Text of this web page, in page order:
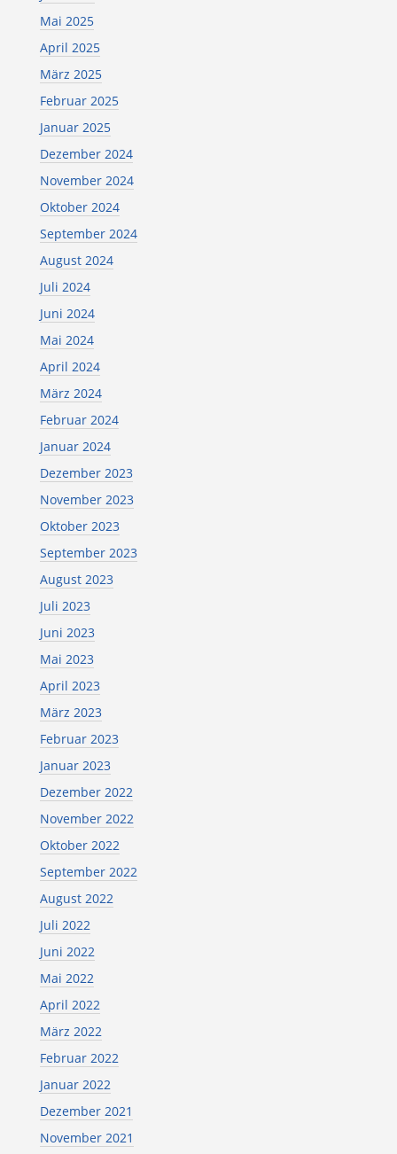
Mai 2025
April 2025
März 2025
Februar 2025
Januar 2025
Dezember 2024
November 2024
Oktober 2024
September 2024
August 2024
Juli 2024
Juni 2024
Mai 2024
April 2024
März 2024
Februar 2024
Januar 2024
Dezember 2023
November 2023
Oktober 2023
September 2023
August 2023
Juli 2023
Juni 2023
Mai 2023
April 2023
März 2023
Februar 2023
Januar 2023
Dezember 2022
November 2022
Oktober 2022
September 2022
August 2022
Juli 2022
Juni 2022
Mai 2022
April 2022
März 2022
Februar 2022
Januar 2022
Dezember 2021
November 2021